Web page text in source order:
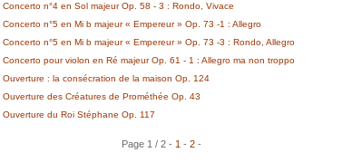
Concerto n°4 en Sol majeur Op. 58 - 3 : Rondo, Vivace
Concerto n°5 en Mi b majeur « Empereur » Op. 73 -1 : Allegro
Concerto n°5 en Mi b majeur « Empereur » Op. 73 -3 : Rondo, Allegro
Concerto pour violon en Ré majeur Op. 61 - 1 : Allegro ma non troppo
Ouverture : la consécration de la maison Op. 124
Ouverture des Créatures de Prométhée Op. 43
Ouverture du Roi Stéphane Op. 117
Page 1 / 2 - 1 - 2-